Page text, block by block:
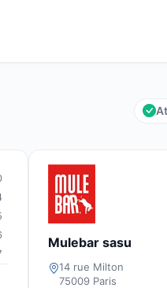
Mulebar sasu
14 rue Milton
75009 Paris